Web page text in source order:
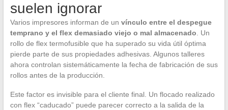
suelen ignorar
Varios impresores informan de un vínculo entre el despegue
temprano y el flex demasiado viejo o mal almacenado. Un
rollo de flex termofusible que ha superado su vida útil óptima
pierde parte de sus propiedades adhesivas. Algunos talleres
ahora controlan sistemáticamente la fecha de fabricación de sus
rollos antes de la producción.
Este factor es invisible para el cliente final. Un flocado realizado
con flex “caducado” puede parecer correcto a la salida de la